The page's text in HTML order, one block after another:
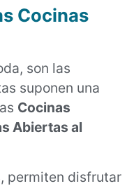
Cocinas
son las
suponen una
Cocinas
Abiertas al
, permiten disfrutar